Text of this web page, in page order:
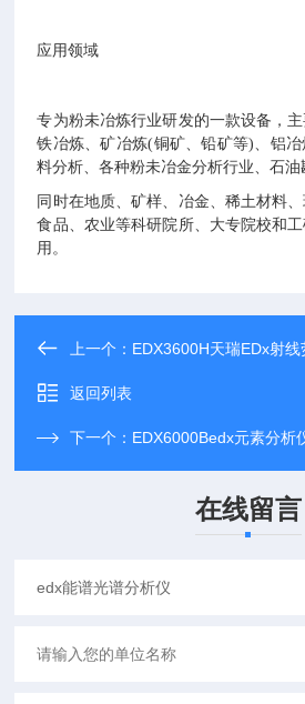
应用领域
专为粉未冶炼行业研发的一款设备，
铁冶炼、矿冶炼(铜矿、铅矿等)、铝
料分析、各种粉未冶金分析行业、石油
同时在地质、矿样、冶金、稀土材料
食品、农业等科研院所、大专院校和
用。
上一个： EDX3600H天瑞EDx射
返回列表
下一个： EDX6000Bedx元素分析
在线留言